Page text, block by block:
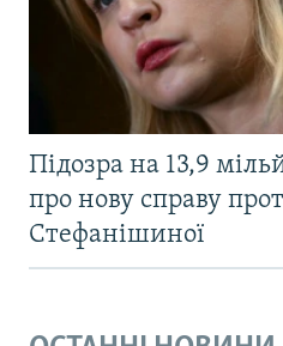
Підозра на 13,9
про нову справу
Стефанішиної